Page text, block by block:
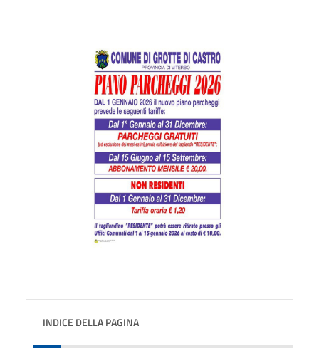
INDICE DELLA PAGINA